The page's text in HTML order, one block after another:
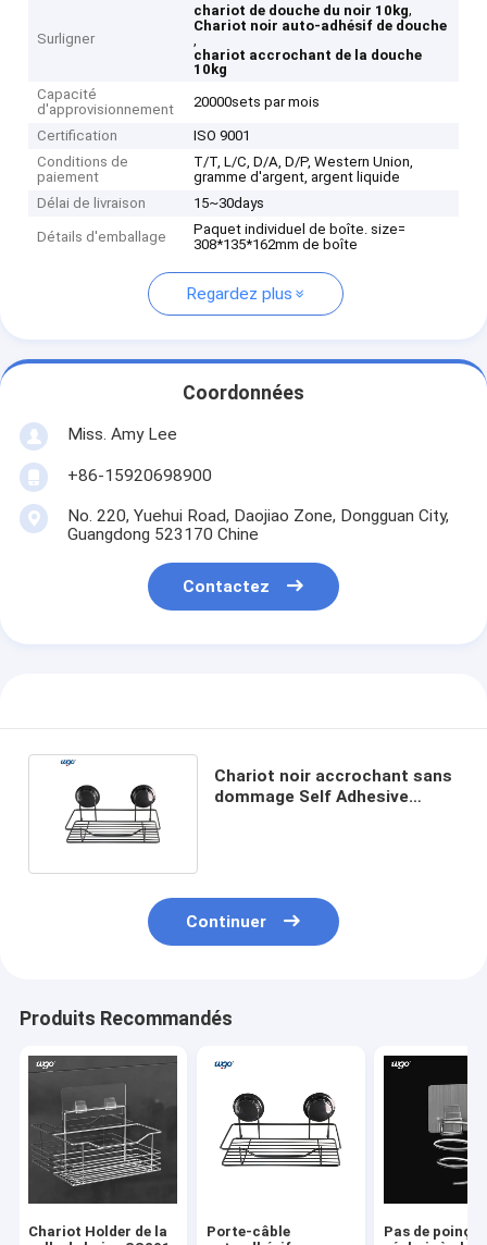
Surligner
chariot de douche du noir 10kg,
Chariot noir auto-adhésif de douche
,
chariot accrochant de la douche
10kg
Capacité
d'approvisionnement
20000sets par mois
Certification
ISO 9001
Conditions de
paiement
T/T, L/C, D/A, D/P, Western Union,
gramme d'argent, argent liquide
Délai de livraison
15~30days
Détails d'emballage
Paquet individuel de boîte. size=
308*135*162mm de boîte
Regardez plus
Coordonnées
Miss. Amy Lee
+86-15920698900
No. 220, Yuehui Road, Daojiao Zone, Dongguan City,
Guangdong 523170 Chine
Contactez
Chariot noir accrochant sans
dommage Self Adhesive
Continuer
Produits Recommandés
Chariot Holder de la
Porte-câble
Pas de